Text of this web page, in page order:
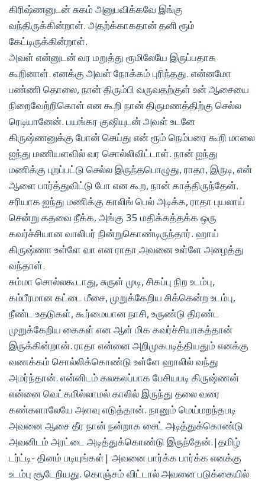
கிரிஷ்ணனுடன் சுகம் அனுபவிக்கவே இங்கு
வந்திருக்கின்றாள். அதற்க்காகதான் தனி ரூம்
கேட்டிருக்கின்றாள்.
அவள் என்னுடன் வர மறுத்து ரூமிலேயே இருப்பதாக
கூறினாள். எனக்கு அவள் நோக்கம் புரிந்தது. என்னமோ
பண்ணி தொலை, நான் திரும்பி வருவதற்குள் உன் ஆசையை
நிறைவேற்றிகொள் என கூறி நான் திருமணத்திற்கு செல்ல
ரெடியானேன். பயங்கர குஷியுடன் அவள் உடனே
கிருஷ்ணனுக்கு போன் செய்து என் ரூம் நெம்பரை கூறி மாலை
ஐந்து மணியளவில் வர சொல்லிவிட்டாள். நான் ஐந்து
மணிக்கு புறப்பட்டு செல்ல இருந்தபொழுது, ராதா, இருடி, என்
ஆளை பார்த்துவிட்டு போ என கூற, நான் காத்திருந்தேன்.
சரியாக ஐந்து மணிக்கு காலிங் பெல் அடிக்க, ராதா புயலாய்
சென்று கதவை நீக்க, அங்கு 35 மதிக்கத்தக்க ஒரு
கவர்ச்சியான வாலிபர் நின்றுகொண்டிருந்தார். ஹாய்
கிருஷ்ணா உள்ளே வா என ராதா அவனை உள்ளே அழைத்து
வந்தாள்.
சும்மா சொல்லகூடாது, சுருள் முடி, சிகப்பு நிற உடம்பு,
கம்பீரமான கட்டை மீசை, முறுக்கேறிய சிக்கென்ற உடம்பு,
நீண்ட உதடுகள், கூர்மையான நாசி, உருண்டு திரண்ட
முறுக்கேறிய கைகள் என ஆள் மிக கவர்ச்சியாகத்தான்
இருக்கின்றான். ராதா என்னை அறிமுகபடித்தியதும் எனக்கு
வணக்கம் சொல்லிக்கொண்டு உள்ளே ஹாலில் வந்து
அமர்ந்தான். என்னிடம் கலகலப்பாக பேசியபடி கிருஷ்ணன்
என்னை வெட்கமில்லாமல் காலில் இருந்து தலை வரை
கண்களாலேயே அளவு எடுத்தான். நானும் மெய்மறந்தபடி
அவனை ஆசை தீர நான் நன்றாக சைட் அடித்துக்கொண்டு
அவனிடம் அரட்டை அடித்துக்கொண்டு இருந்தேன்.|தமிழ்
டர்ட்டி- தினம் படியுங்கள்| அவனை பார்க்க பார்க்க எனக்கு
உடம்பு சூடேறியது. கொஞ்சம் விட்டால் அவனை படுக்கையில்